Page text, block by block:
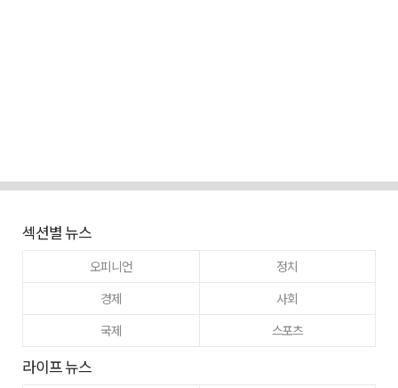
섹션별 뉴스
오피니언
정치
경제
사회
국제
스포츠
라이프 뉴스